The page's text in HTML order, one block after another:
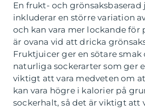
En frukt- och
inkluderar en större variation
och kan vara mer lockande för
är ovana vid att dricka
Fruktjuicer ger en sötare smak
naturliga sockerarter som ger
viktigt att vara medveten om
kan vara högre i kalorier på
sockerhalt, så det är viktigt att